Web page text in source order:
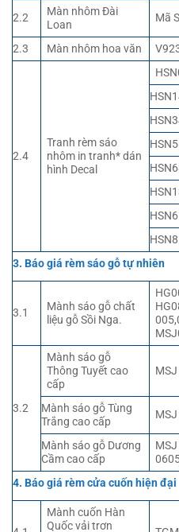
2.2
Màn nhôm Đài
Loan
Mã
2.3 Màn nhôm hoa văn
2.4
Tranh rèm sáo
nhôm in tranh* dán
hình Decal
3. Báo giá rèm sáo gỗ tự nhiên
3.1
Mành sáo gỗ chất
liệu gỗ Sồi Nga.
3.2
Mành sáo gỗ
Thông Tuyết cao
cấp
Mành sáo gỗ Tùng
Trắng cao cấp
Mành sáo gỗ Dương
Cầm cao cấp
4. Báo giá rèm cửa cuốn hiện đại
Mành cuốn Hàn
Quốc vải trơn